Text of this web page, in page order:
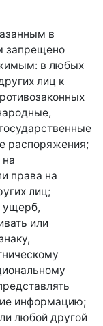
в
запрещено
в любых
лиц к
распоряжения;
права на
лиц;
ущерб,
или
информацию;
любой другой